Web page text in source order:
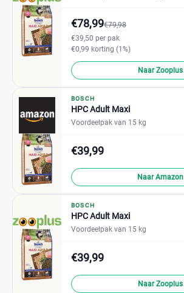
€78,99€79,98
€39,50 per pak
€0,99 korting (1%)
Naar Zooplus
BOSCH
HPC Adult Maxi
Voordeelpak van 15 kg
€39,99
Naar Amazon
BOSCH
HPC Adult Maxi
Voordeelpak van 15 kg
€39,99
Naar Zooplus